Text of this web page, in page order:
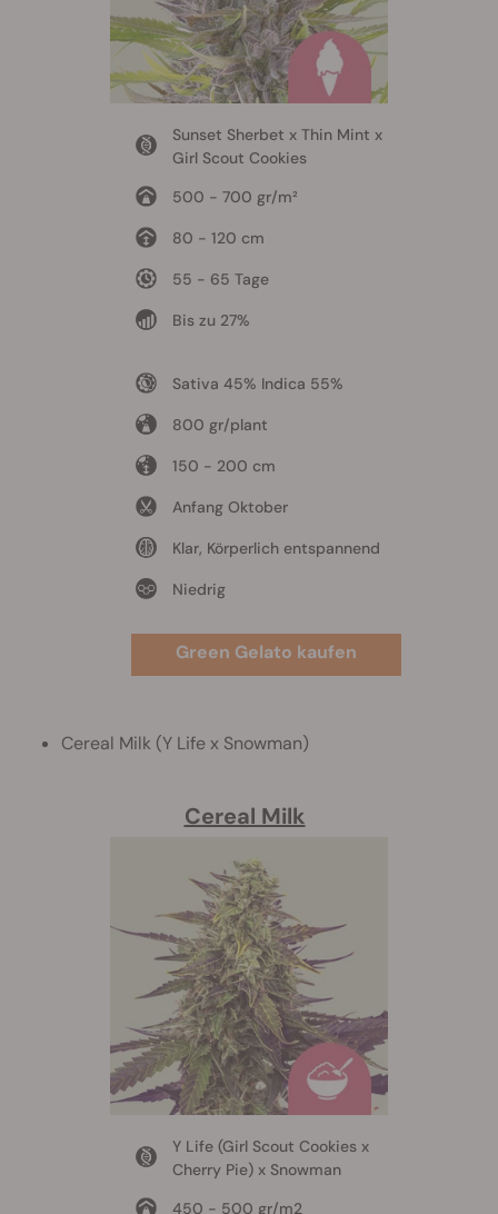
Sunset Sherbet x Thin Mint x
Girl Scout Cookies
500 - 700 gr/m²
80 - 120 cm
55 - 65 Tage
Bis zu 27%
Sativa 45% Indica 55%
800 gr/plant
150 - 200 cm
Anfang Oktober
Klar, Körperlich entspannend
Niedrig
Green Gelato kaufen
Cereal Milk (Y Life x Snowman)
Cereal Milk
Y Life (Girl Scout Cookies x
Cherry Pie) x Snowman
450 - 500 gr/m2